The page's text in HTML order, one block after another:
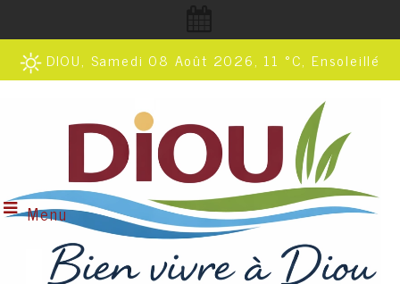
DIOU, Samedi 08 Août 2026, 11 °C, Ensoleillé
Menu